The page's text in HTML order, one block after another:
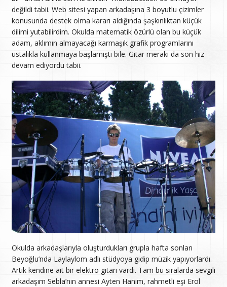
değildi tabii. Web sitesi yapan arkadaşına 3 boyutlu çizimler
konusunda destek olma kararı aldığında şaşkınlıktan küçük
dilimi yutabilirdim. Okulda matematik özürlü olan bu küçük
adam, aklımın almayacağı karmaşık grafik programlarını
ustalıkla kullanmaya başlamıştı bile. Gitar merakı da son hız
devam ediyordu tabii.
Okulda arkadaşlarıyla oluşturdukları grupla hafta sonları
Beyoğlu’nda Laylaylom adlı stüdyoya gidip müzik yapıyorlardı.
Artık kendine ait bir elektro gitarı vardı. Tam bu sıralarda sevgili
arkadaşım Sebla’nın annesi Ayten Hanım, rahmetli eşi Erol